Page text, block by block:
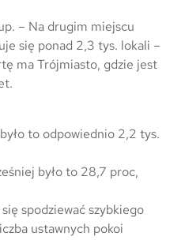
Wrocław
– Na drugim miejscu
się ponad 2,3 tys. lokali –
ma Trójmiasto, gdzie jest
to odpowiednio 2,2 tys.
było to 28,7 proc,
spodziewać szybkiego
ustawnych pokoi